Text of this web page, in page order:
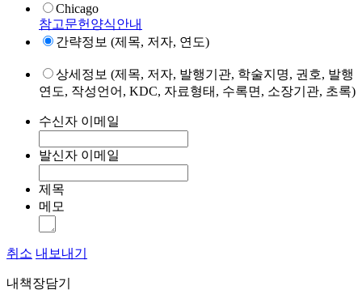
Chicago
참고문헌양식안내
간략정보 (제목, 저자, 연도)
상세정보 (제목, 저자, 발행기관, 학술지명, 권호, 발행
연도, 작성언어, KDC, 자료형태, 수록면, 소장기관, 초록)
수신자 이메일
발신자 이메일
제목
메모
취소 내보내기
내책장담기